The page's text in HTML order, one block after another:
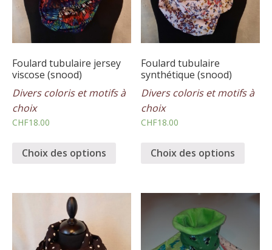
Foulard tubulaire jersey
viscose (snood)
Divers coloris et motifs à
choix
CHF18.00
Choix des options
Foulard tubulaire
synthétique (snood)
Divers coloris et motifs à
choix
CHF18.00
Choix des options